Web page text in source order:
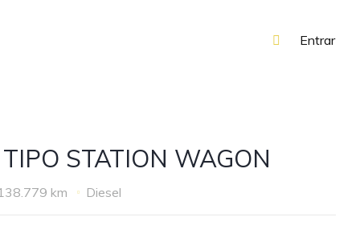
Entrar
STATION WAGON
km Diesel